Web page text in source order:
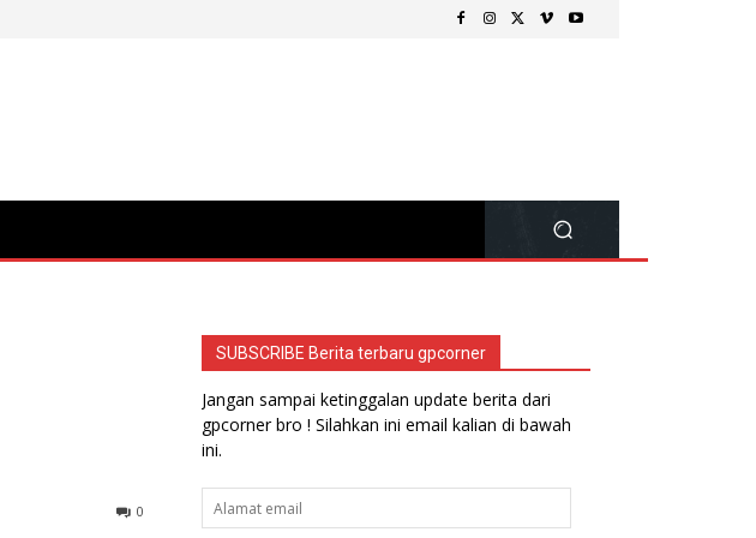
0
SUBSCRIBE Berita terbaru gpcorner
Jangan sampai ketinggalan update berita dari
gpcorner bro ! Silahkan ini email kalian di bawah
ini.
Alamat
email